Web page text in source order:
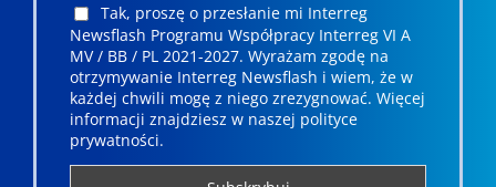
Tak, proszę o przesłanie mi Interreg
Newsflash Programu Współpracy Interreg VI A
MV / BB / PL 2021-2027. Wyrażam zgodę na
otrzymywanie Interreg Newsflash i wiem, że w
każdej chwili mogę z niego zrezygnować. ­­Więcej
informacji znajdziesz w naszej polityce
prywatności.